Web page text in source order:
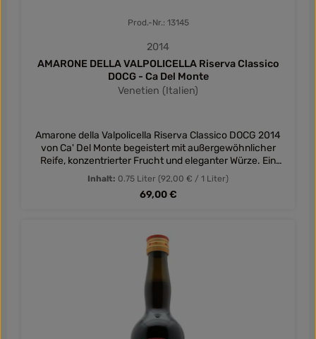
Prod.-Nr.: 13145
2014
AMARONE DELLA VALPOLICELLA Riserva Classico
DOCG - Ca Del Monte
Venetien (Italien)
Amarone della Valpolicella Riserva Classico DOCG 2014
von Ca' Del Monte begeistert mit außergewöhnlicher
Reife, konzentrierter Frucht und eleganter Würze. Ein
großer Amarone mit langem Reifepotenzial aus Venetien.
Inhalt: 0.75 Liter (92,00 € / 1 Liter)
Regulärer Preis:
69,00 €